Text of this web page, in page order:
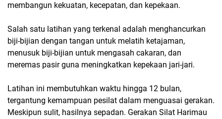
membangun kekuatan, kecepatan, dan kepekaan.
Salah satu latihan yang terkenal adalah menghancurkan
biji-bijian dengan tangan untuk melatih ketajaman,
menusuk biji-bijian untuk mengasah cakaran, dan
meremas pasir guna meningkatkan kepekaan jari-jari.
Latihan ini membutuhkan waktu hingga 12 bulan,
tergantung kemampuan pesilat dalam menguasai gerakan.
Meskipun sulit, hasilnya sepadan. Gerakan Silat Harimau